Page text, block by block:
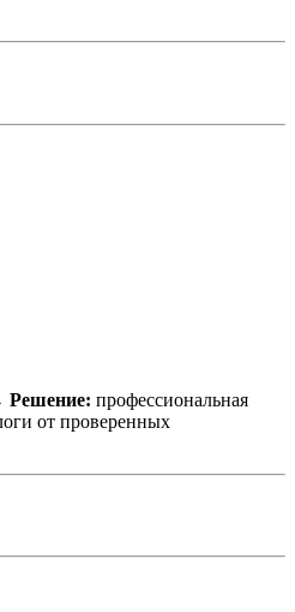
Решение: профессиональная
от проверенных